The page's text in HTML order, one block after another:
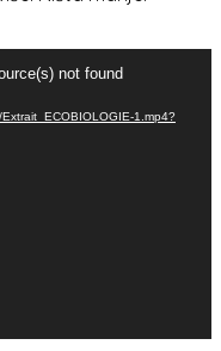
not found
1.mp4?